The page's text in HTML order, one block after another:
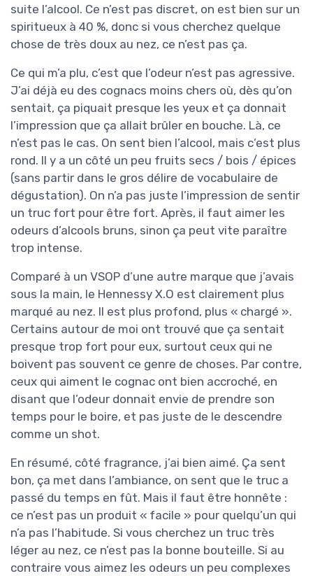
suite l’alcool. Ce n’est pas discret, on est bien sur un
spiritueux à 40 %, donc si vous cherchez quelque
chose de très doux au nez, ce n’est pas ça.
Ce qui m’a plu, c’est que l’odeur n’est pas agressive.
J’ai déjà eu des cognacs moins chers où, dès qu’on
sentait, ça piquait presque les yeux et ça donnait
l’impression que ça allait brûler en bouche. Là, ce
n’est pas le cas. On sent bien l’alcool, mais c’est plus
rond. Il y a un côté un peu fruits secs / bois / épices
(sans partir dans le gros délire de vocabulaire de
dégustation). On n’a pas juste l’impression de sentir
un truc fort pour être fort. Après, il faut aimer les
odeurs d’alcools bruns, sinon ça peut vite paraître
trop intense.
Comparé à un VSOP d’une autre marque que j’avais
sous la main, le Hennessy X.O est clairement plus
marqué au nez. Il est plus profond, plus « chargé ».
Certains autour de moi ont trouvé que ça sentait
presque trop fort pour eux, surtout ceux qui ne
boivent pas souvent ce genre de choses. Par contre,
ceux qui aiment le cognac ont bien accroché, en
disant que l’odeur donnait envie de prendre son
temps pour le boire, et pas juste de le descendre
comme un shot.
En résumé, côté fragrance, j’ai bien aimé. Ça sent
bon, ça met dans l’ambiance, on sent que le truc a
passé du temps en fût. Mais il faut être honnête :
ce n’est pas un produit « facile » pour quelqu’un qui
n’a pas l’habitude. Si vous cherchez un truc très
léger au nez, ce n’est pas la bonne bouteille. Si au
contraire vous aimez les odeurs un peu complexes